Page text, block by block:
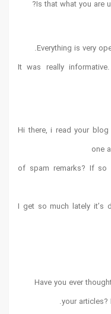
Everything is very
It was really
Hi there, i read your
one
of spam remarks? If
I get so much lately it’s
Have you ever
your articles?